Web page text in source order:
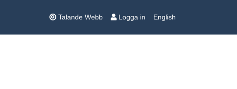
Talande Webb Logga in English